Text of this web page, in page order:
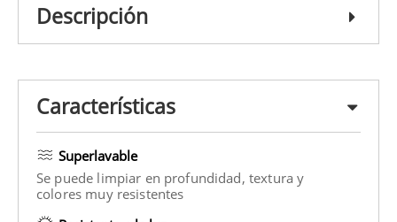
Descripción
Características
Superlavable
Se puede limpiar en profundidad, textura y
colores muy resistentes